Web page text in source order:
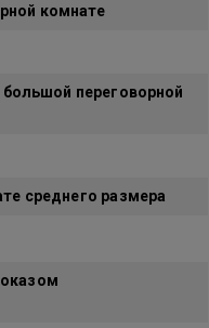
комнате
переговорной
среднего размера